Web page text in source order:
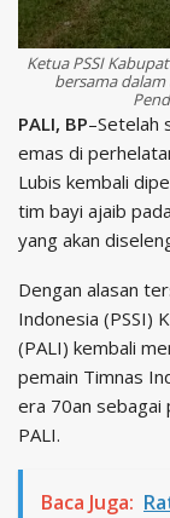
Ketua PSSI
bersama dalam
PALI, BP–Setelah
emas di
Lubis kembali
tim bayi ajaib
yang akan
Dengan alasan
Indonesia (PSSI)
(PALI) kembali
pemain Timnas
era 70an sebagai
PALI.
Baca Juga: